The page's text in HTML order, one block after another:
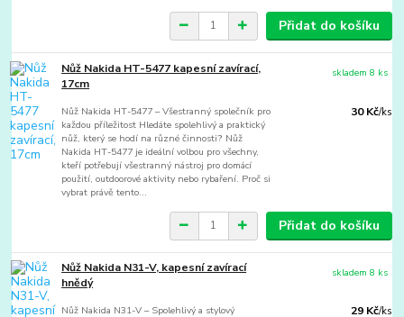
Přidat do košíku
Nůž Nakida HT-5477 kapesní zavírací,
17cm
Nůž Nakida HT-5477 – Všestranný společník pro
každou příležitost Hledáte spolehlivý a praktický
nůž, který se hodí na různé činnosti? Nůž
Nakida HT-5477 je ideální volbou pro všechny,
kteří potřebují všestranný nástroj pro domácí
použití, outdoorové aktivity nebo rybaření. Proč si
vybrat právě tento...
30 Kč/ks
skladem 8 ks
Přidat do košíku
Nůž Nakida N31-V, kapesní zavírací
hnědý
Nůž Nakida N31-V – Spolehlivý a stylový 29 Kč/ks
skladem 8 ks